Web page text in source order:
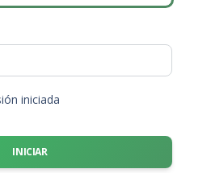
iniciada
INICIAR